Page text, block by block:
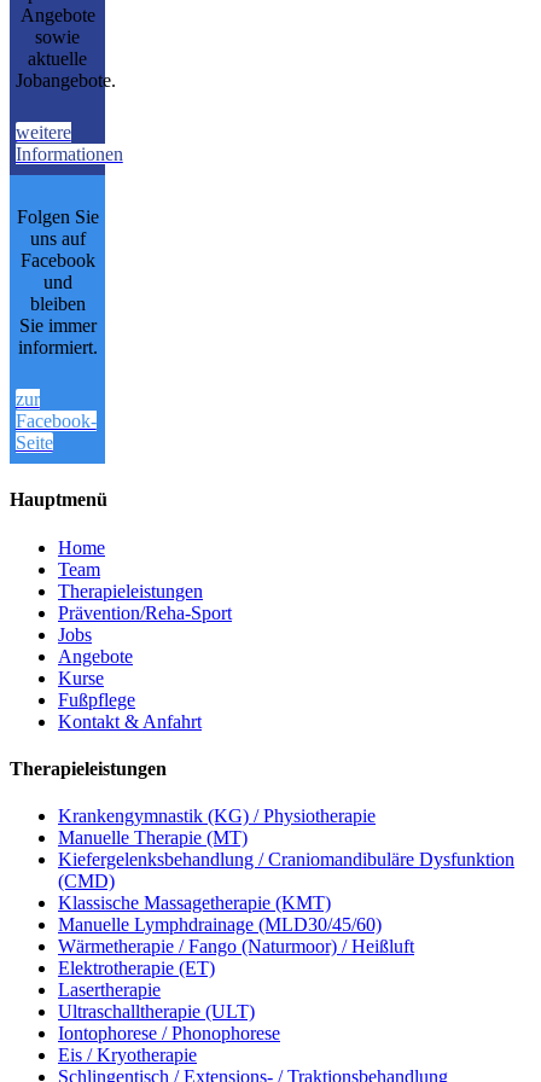
Angebote
sowie
aktuelle
Jobangebote.
weitere
Informationen
Folgen Sie
uns auf
Facebook
und
bleiben
Sie immer
informiert.
zur
Facebook-
Seite
Hauptmenü
Home
Team
Therapieleistungen
Prävention/Reha-Sport
Jobs
Angebote
Kurse
Fußpflege
Kontakt & Anfahrt
Therapieleistungen
Krankengymnastik (KG) / Physiotherapie
Manuelle Therapie (MT)
Kiefergelenksbehandlung / Craniomandibuläre Dysfunktion
(CMD)
Klassische Massagetherapie (KMT)
Manuelle Lymphdrainage (MLD30/45/60)
Wärmetherapie / Fango (Naturmoor) / Heißluft
Elektrotherapie (ET)
Lasertherapie
Ultraschalltherapie (ULT)
Iontophorese / Phonophorese
Eis / Kryotherapie
Schlingentisch / Extensions- / Traktionsbehandlung